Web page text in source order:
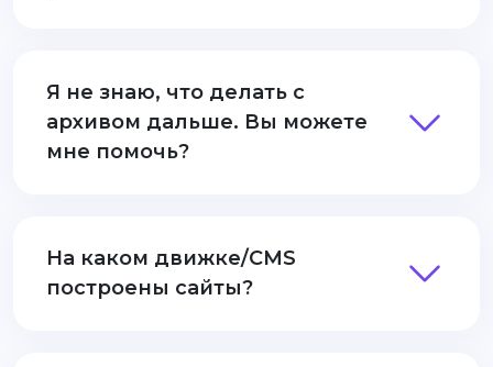
Я не знаю, что делать с
архивом дальше. Вы можете
мне помочь?
На каком движке/CMS
построены сайты?